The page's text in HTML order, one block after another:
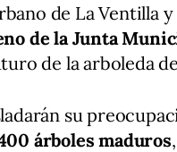
de La Ventilla y
de la Junta
de la arboleda
su
árboles maduros